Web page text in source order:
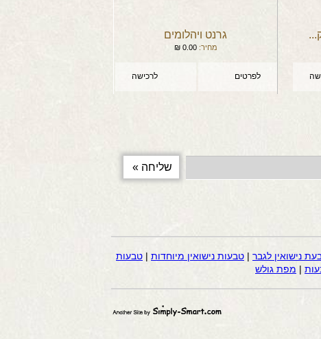
גרנט ויהלומים
מחיר: 0.00
₪
לפרטים לרכישה
נישואין לגבר | טבעות נישואין מיוחדות | טבעות
| מפת גולש